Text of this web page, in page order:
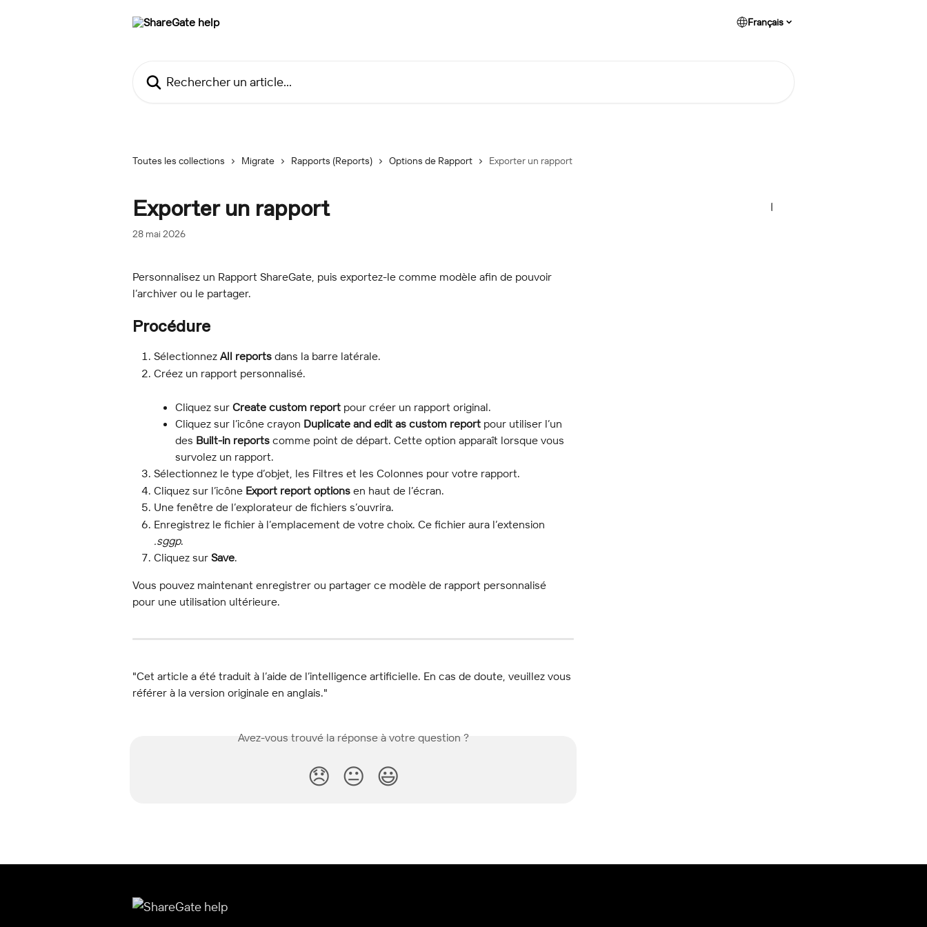
Français
Toutes les collections Migrate Rapports (Reports) Options de Rapport Exporter un rapport
Exporter un rapport
28 mai 2026
Personnalisez un Rapport ShareGate, puis exportez-le comme modèle afin de pouvoir
l’archiver ou le partager.
Procédure
Sélectionnez All reports dans la barre latérale.
Créez un rapport personnalisé.
Cliquez sur Create custom report pour créer un rapport original.
Cliquez sur l’icône crayon Duplicate and edit as custom report pour utiliser l’un
des Built-in reports comme point de départ. Cette option apparaît lorsque vous
survolez un rapport.
Sélectionnez le type d’objet, les Filtres et les Colonnes pour votre rapport.
Cliquez sur l’icône Export report options en haut de l’écran.
Une fenêtre de l’explorateur de fichiers s’ouvrira.
Enregistrez le fichier à l’emplacement de votre choix. Ce fichier aura l’extension
.sggp.
Cliquez sur Save.
Vous pouvez maintenant enregistrer ou partager ce modèle de rapport personnalisé
pour une utilisation ultérieure.
"Cet article a été traduit à l’aide de l’intelligence artificielle. En cas de doute, veuillez vous
référer à la version originale en anglais."
Avez-vous trouvé la réponse à votre question ?
😞 😐 😃